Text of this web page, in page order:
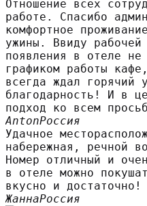
Отношение всех
работе. Спасибо
комфортное
ужины. Ввиду рабочей
появления в отеле не
графиком работы
всегда ждал горячий
благодарность! И в
подход ко всем
AntonРоссия
Удачное
набережная, речной
Номер отличный и
в отеле можно
вкусно и достаточно!
ЖаннаРоссия